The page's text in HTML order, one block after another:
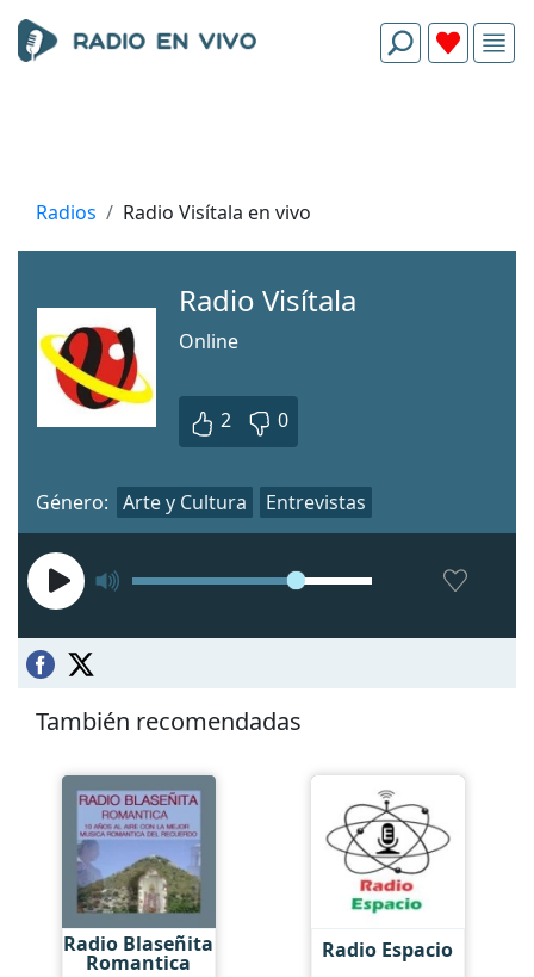
Radios Radio Visítala en vivo
Radio Visítala
Online
2 0
Género: Arte y Cultura Entrevistas
También recomendadas
Radio Blaseñita
Romantica Radio Espacio